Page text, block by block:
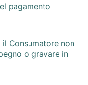
pagamento
Consumatore non
o gravare in